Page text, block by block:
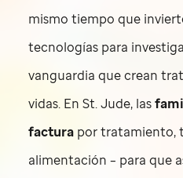
mismo tiempo que
tecnologías para
vanguardia que crean
vidas. En St. Jude, las
factura por tratamiento,
alimentación – para que